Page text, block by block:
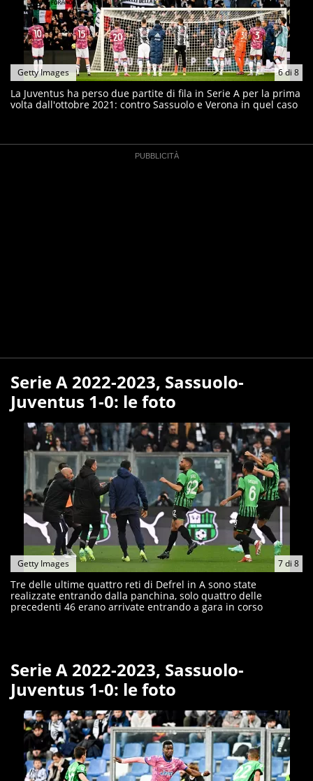
6di 8
Getty Images
La Juventus ha perso due partite di fila in Serie A per la prima
volta dall'ottobre 2021: contro Sassuolo e Verona in quel caso
Serie A 2022-2023, Sassuolo-
Juventus 1-0: le foto
7di 8
Getty Images
Tre delle ultime quattro reti di Defrel in A sono state
realizzate entrando dalla panchina, solo quattro delle
precedenti 46 erano arrivate entrando a gara in corso
Serie A 2022-2023, Sassuolo-
Juventus 1-0: le foto